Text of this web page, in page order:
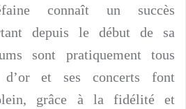
connaît un succès
depuis le début de sa
sont pratiquement tous
d’or et ses concerts font
grâce à la fidélité et